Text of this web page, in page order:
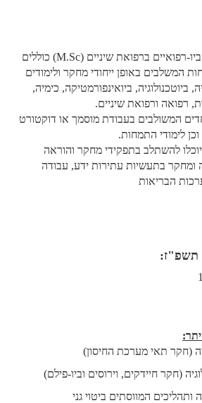
רפואיים ברפואת שיניים (M.Sc) כוללים
המשלבים באופן ייחודי מחקר ולימודים
ביוטכנולוגיה, ביואינפורמטיקה, כימיה,
רפואה ורפואת שיניים.
המשולבים בעבודת מוסמך או דוקטורט
לימודי התמחות.
להשתלב בתפקידי מחקר והוראה
ומחקר בתעשיות עתירות ידע, עבודה
הבריאות
תשפ"ז:
(חקר תאי מערכת החיסון)
(חקר חיידקים, וירוסים וביו-פילם)
ותהליכים המווסתים ביטוי גני